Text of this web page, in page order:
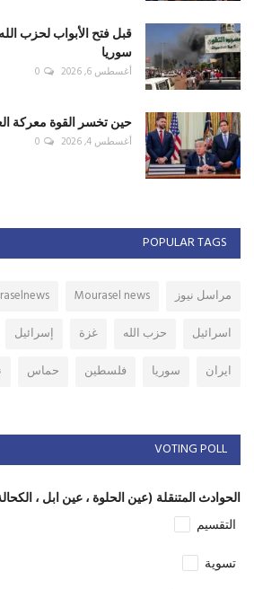
قبل فتح الأبواب لحزب
سوريا
أغسطس 6, 2026 0
حين تخسر القوة معركة
أغسطس 4, 2026 0
POPULAR TAGS
مراسل نيوز Mourasel news
اسرائيل
حزب الله غزة إسرائيل
ايران
سوريا فلسطين حماس
VOTING POLL
الحوادث المتنقلة (عين الحلوة ، عين ابل ،
التقسيم
تسوية